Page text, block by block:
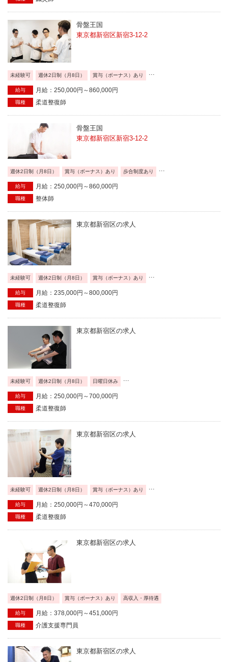
骨盤王国
東京都新宿区新宿3-12-2
未経験可 週休2日制（月8日） 賞与（ボーナス）あり
給与 月給：250,000円～860,000円
職種 柔道整復師
骨盤王国
東京都新宿区新宿3-12-2
週休2日制（月8日） 賞与（ボーナス）あり 歩合制度あり ...
給与 月給：250,000円～860,000円
職種 整体師
東京都新宿区の求人
未経験可 週休2日制（月8日） 賞与（ボーナス）あり ...
給与 月給：235,000円～800,000円
職種 柔道整復師
東京都新宿区の求人
未経験可 週休2日制（月8日） 日曜日休み
給与 月給：250,000円～700,000円
職種 柔道整復師
東京都新宿区の求人
未経験可 週休2日制（月8日） 賞与（ボーナス）あり
給与 月給：250,000円～470,000円
職種 柔道整復師
東京都新宿区の求人
週休2日制（月8日） 賞与（ボーナス）あり 高収入・厚待遇
給与 月給：378,000円～451,000円
職種 介護支援専門員
東京都新宿区の求人